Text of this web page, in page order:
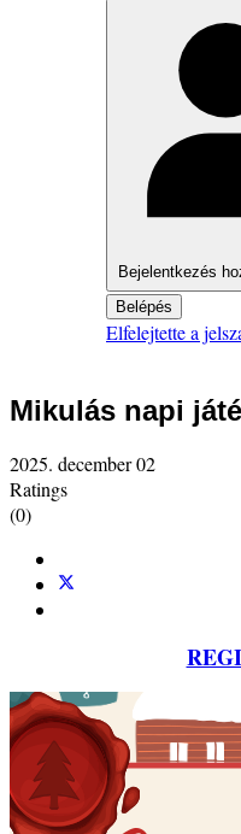
Bejelentkezés
Belépés
Elfelejtette a
Mikulás napi
2025. december 02
Ratings
(0)